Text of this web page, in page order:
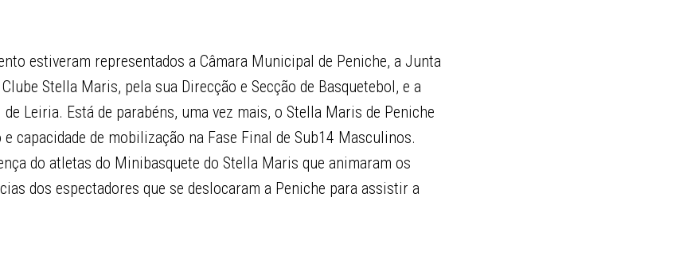
estiveram representados a Câmara Municipal de Peniche, a Junta
Stella Maris, pela sua Direcção e Secção de Basquetebol, e a
Leiria. Está de parabéns, uma vez mais, o Stella Maris de Peniche
capacidade de mobilização na Fase Final de Sub14 Masculinos.
do atletas do Minibasquete do Stella Maris que animaram os
dos espectadores que se deslocaram a Peniche para assistir a